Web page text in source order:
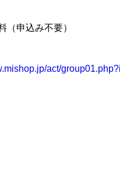
（申込み不要）
act/